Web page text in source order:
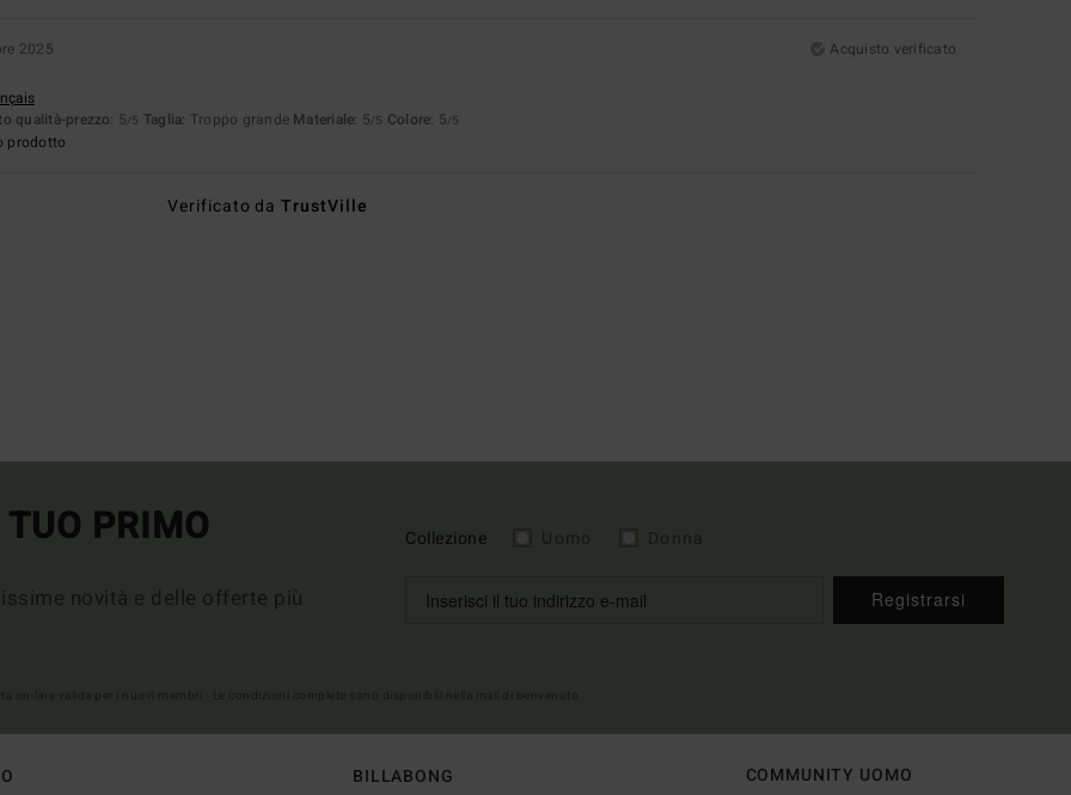
2025
Acquisto verificato
qualità-prezzo: 5/5 Taglia: Troppo grande Materiale: 5/5 Colore: 5/5
prodotto
Verificato daTrustVille
PRIMO
novità e delle offerte più
Collezione
Registrarsi
BILLABONG COMMUNITY UOMO